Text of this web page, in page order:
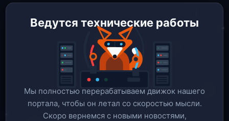
Ведутся технические работы
Мы полностью перерабатываем движок нашего
портала, чтобы он летал со скоростью мысли.
Скоро вернемся c новыми новостями,